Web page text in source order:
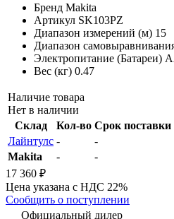
Бренд Makita
Артикул SK103PZ
Диапазон измерений (м) 15
Диапазон
Электропитание (Батареи)
Вес (кг) 0.47
Наличие товара
Нет в наличии
Склад
Кол-во Срок поставки
Лайнтулс -
-
Makita
-
-
17 360 ₽
Цена указана с НДС 22%
Сообщить о поступлении
Официальный дилер